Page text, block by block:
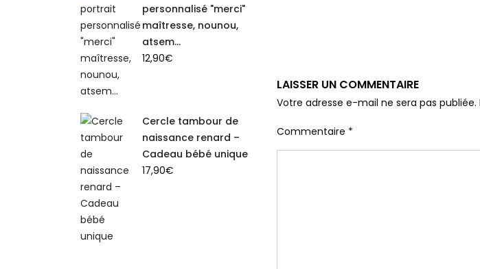
LAISSER UN COMMENTAIRE
Votre adresse e-mail ne sera pas publiée.
Commentaire *
personnalisé "merci"
maîtresse, nounou,
atsem...
12,90€
Cercle tambour de
naissance renard –
Cadeau bébé unique
17,90€